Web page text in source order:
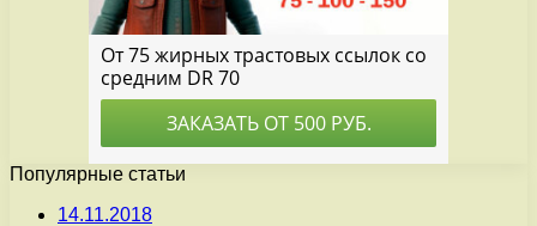
Популярные статьи
14.11.2018